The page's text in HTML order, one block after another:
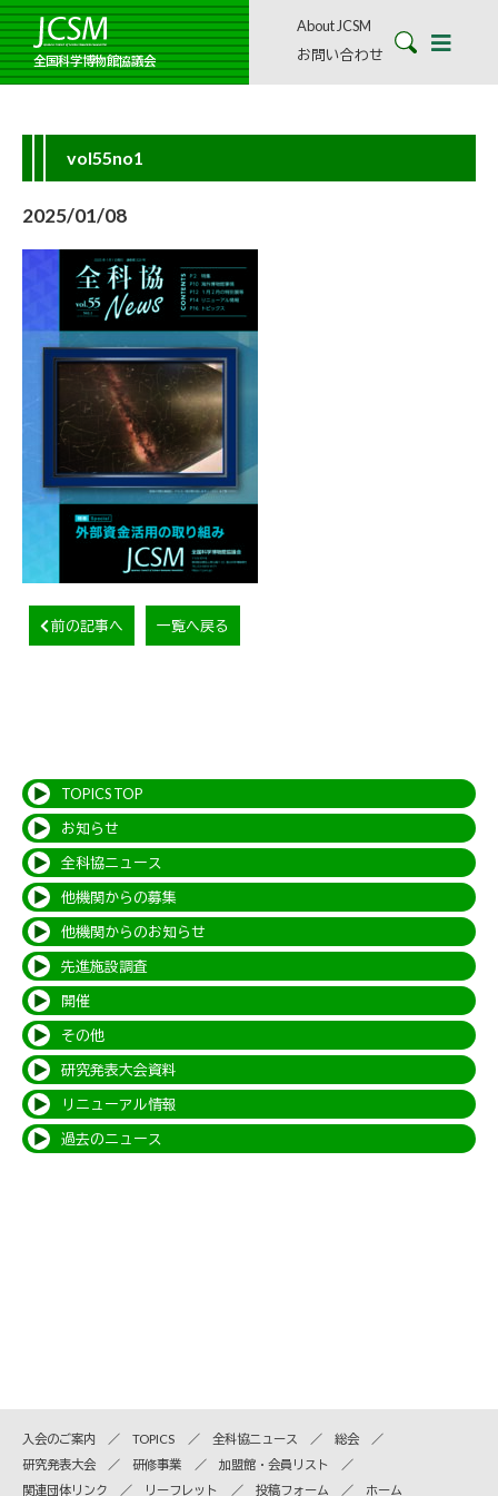
全国科学博物館協議会
About JCSM
お問い合わせ
vol55no1
2025/01/08
前の記事へ 一覧へ戻る
TOPICS TOP
お知らせ
全科協ニュース
他機関からの募集
他機関からのお知らせ
先進施設調査
開催
その他
研究発表大会資料
リニューアル情報
過去のニュース
入会のご案内 TOPICS 全科協ニュース
総会
研究発表大会
研修事業
加盟館・会員リスト
関連団体リンク
リーフレット 投稿フォーム ホーム